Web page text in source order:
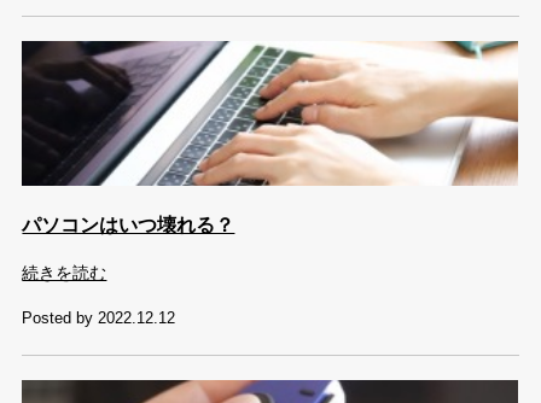
パソコンはいつ壊れる？
続きを読む
Posted by 2022.12.12